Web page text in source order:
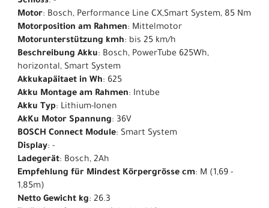
Motor: Bosch, Performance Line CX,Smart System, 85 Nm
Motorposition am Rahmen: Mittelmotor
Motorunterstützung kmh: bis 25 km/h
Beschreibung Akku: Bosch, PowerTube 625Wh,
horizontal, Smart System
Akkukapäitaet in Wh: 625
Akku Montage am Rahmen: Intube
Akku Typ: Lithium-Ionen
AkKu Motor Spannung: 36V
BOSCH Connect Module: Smart System
Display: -
Ladegerät: Bosch, 2Ah
Empfehlung für Mindest Körpergrösse cm: M (1,69 -
1,85m)
Netto Gewicht kg: 26.3